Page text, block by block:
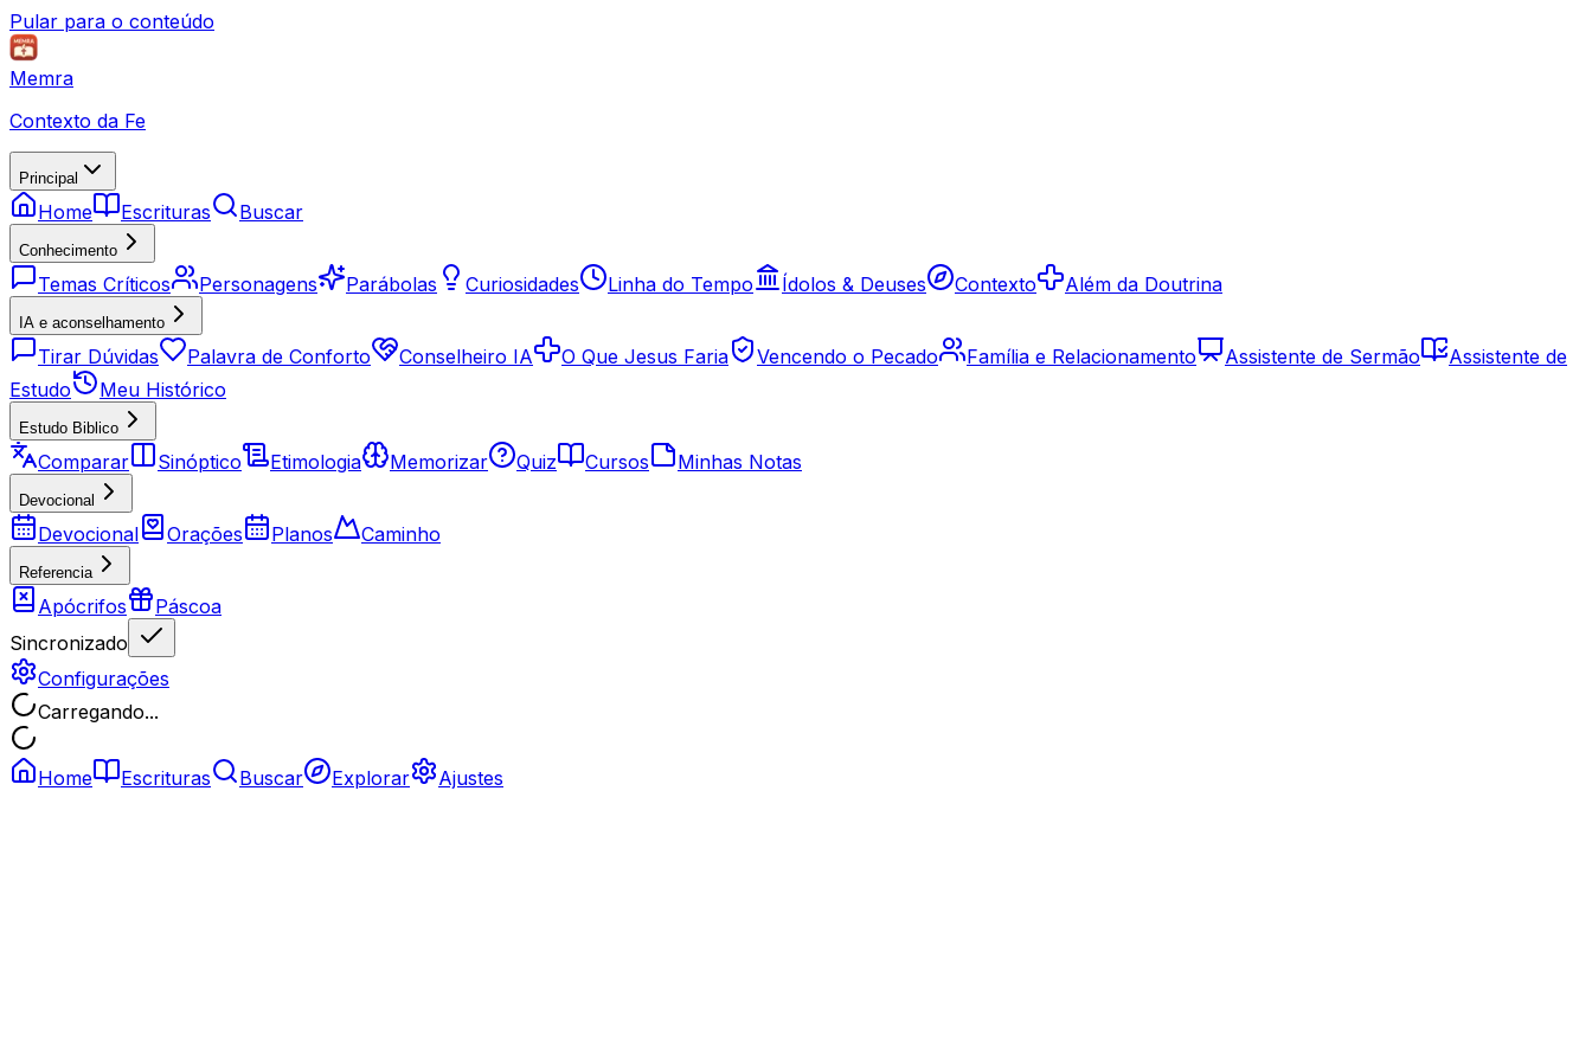
Pular para o conteúdo
Memra
Contexto da Fe
Principal
Home Escrituras Buscar
Conhecimento
Temas Críticos Personagens Parábolas Curiosidades Linha do Tempo Ídolos & Deuses Contexto Além da Doutrina
IA e aconselhamento
Tirar Dúvidas Palavra de Conforto Conselheiro IA O Que Jesus Faria Vencendo o Pecado Família e Relacionamento Assistente de Sermão
Assistente de
Estudo
Meu Histórico
Estudo Biblico
Comparar Sinóptico Etimologia Memorizar Quiz Cursos Minhas Notas
Devocional
Devocional Orações Planos Caminho
Referencia
Apócrifos
Páscoa
Sincronizado
Configurações
Carregando...
Home Escrituras Buscar Explorar Ajustes